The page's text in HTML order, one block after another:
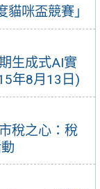
咪盃競賽」
生成式AI實
年8月13日)
稅之心：稅